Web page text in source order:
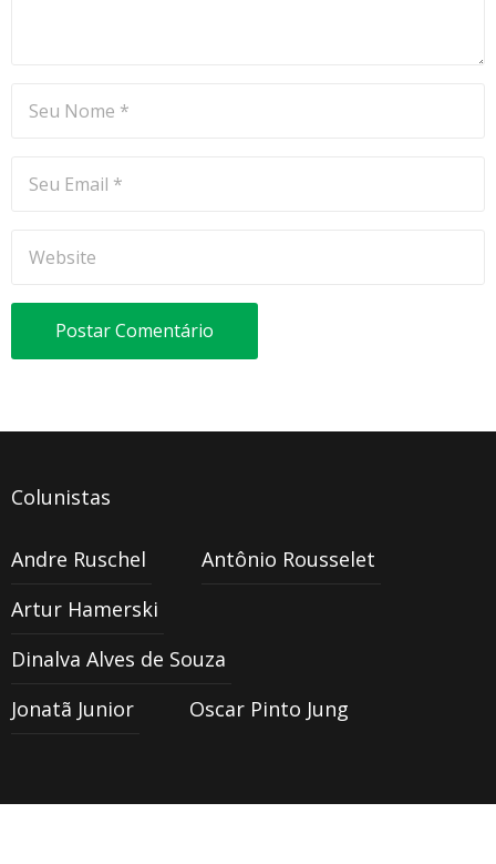
Colunistas
Andre Ruschel
Antônio Rousselet
Artur Hamerski
Dinalva Alves de Souza
Jonatã Junior
Oscar Pinto Jung